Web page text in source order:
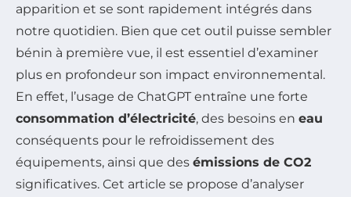
apparition et se sont rapidement intégrés dans
notre quotidien. Bien que cet outil puisse sembler
bénin à première vue, il est essentiel d’examiner
plus en profondeur son impact environnemental.
En effet, l’usage de ChatGPT entraîne une forte
consommation d’électricité, des besoins en eau
conséquents pour le refroidissement des
équipements, ainsi que des émissions de CO2
significatives. Cet article se propose d’analyser